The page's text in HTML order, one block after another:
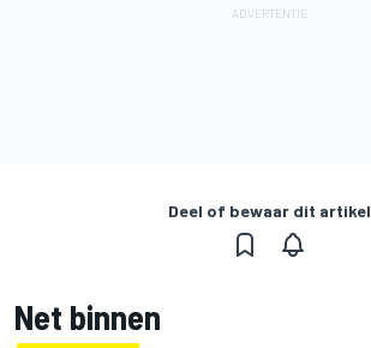
Deel of bewaar dit artikel
Net binnen